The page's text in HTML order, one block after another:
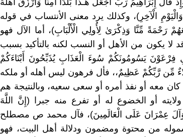
قَالَ إِبْرَاهِيمُ رَبِّ اجْعَلْ هَـٰذَا بَلَدًا آمِنًا وَارْزُقْ أَهْلَهُ
الْآخِرِ)، وكذلك يرد معنى الأنتساب في قوله
رَحْمَةً مِّنَّا وَذِكْرَىٰ لِأُولِي الْأَلْبَابِ)، أما الآل فهو
لا يكون من الأهل أو النسب لكنه بالتأكيد بسبب
فِرْعَوْنَ يَسُومُونَكُمْ سُوءَ الْعَذَابِ يُذَبِّحُونَ أَبْنَاءَكُمْ
مِّن رَّبِّكُمْ عَظِيمٌ،، فأل فرهون ليس أهله أو ملكه
كان معه أو نفذ أمره أو سعى سعيه، وبالنتيجة هم
أو الخضوع له أو تفرع منه جبرا (إِنَّ اللَّهَ
وَآلَ عِمْرَانَ عَلَى الْعَالَمِينَ)، فآل محمد ص مصطلح
من محتوة ومضمون ودلالة أهل البيت، فهو